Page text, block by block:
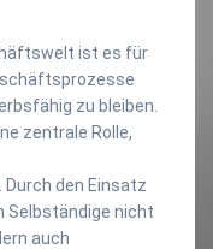
ist es für
zu bleiben.
zentrale Rolle,
den Einsatz
Selbständige nicht
auch